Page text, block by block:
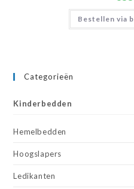
Bestellen via
Categorieën
Kinderbedden
Hemelbedden
Hoogslapers
Ledikanten